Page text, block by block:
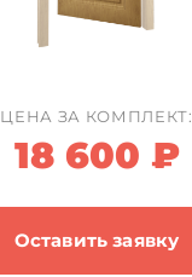
ЦЕНА ЗА КОМПЛЕКТ:
18 600 ₽
Оставить заявку